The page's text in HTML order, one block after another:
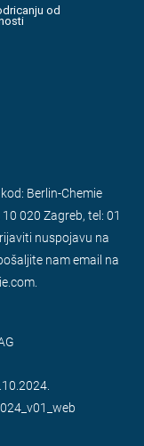
od
Berlin-Chemie
020 Zagreb, tel: 01
nuspojavu na
nam email na